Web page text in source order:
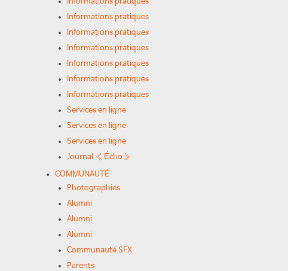
Informations pratiques
Informations pratiques
Informations pratiques
Informations pratiques
Informations pratiques
Informations pratiques
Services en ligne
Services en ligne
Services en ligne
Journal « Écho »
COMMUNAUTÉ
Photographies
Alumni
Alumni
Alumni
Communauté SFX
Parents